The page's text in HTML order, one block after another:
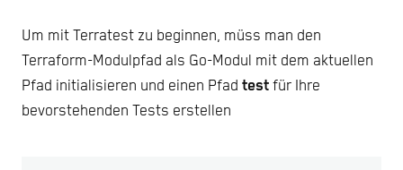
Um mit Terratest zu beginnen, müss man den
Terraform-Modulpfad als Go-Modul mit dem aktuellen
Pfad initialisieren und einen Pfad test für Ihre
bevorstehenden Tests erstellen